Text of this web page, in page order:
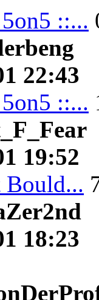
::...
22:43
::...
19:52
Bould...
18:23